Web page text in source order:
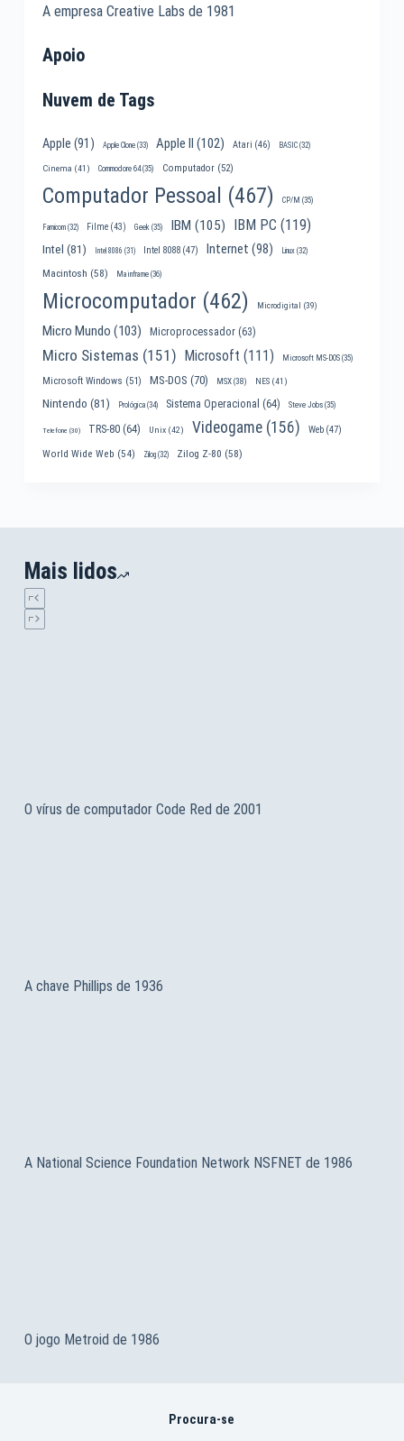
A empresa Creative Labs de 1981
Apoio
Nuvem de Tags
Apple (91) Apple Clone(33) Apple II (102) Atari (46) BASIC(32)
Cinema (41) Commodore 64(35) Computador(52)
Computador Pessoal (467) CP/M (35)
Famicom(32) Filme(43) Geek (35) IBM (105) IBM PC (119)
Intel (81) Intel 8086 (31) Intel 8088(47) Internet (98) Linux(32)
Macintosh (58) Mainframe(36)
Microcomputador (462) Microdigital (39)
Micro Mundo (103) Microprocessador(63)
Micro Sistemas (151) Microsoft (111) Microsoft MS-DOS(35)
Microsoft Windows (51) MS-DOS (70) MSX(38) NES(41)
Nintendo (81) Prológica(34) Sistema Operacional (64) Steve Jobs(35)
Telefone (30) TRS-80(64) Unix(42) Videogame(156) Web(47)
World Wide Web (54) Zilog(32) Zilog Z-80 (58)
Mais lidos
O vírus de computador Code Red de 2001
A chave Phillips de 1936
A National Science Foundation Network NSFNET de 1986
O jogo Metroid de 1986
Procura-se